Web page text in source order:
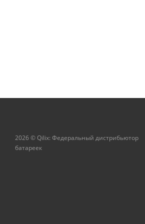
2026 © Qilix: Федеральный дистрибьютор
батареек